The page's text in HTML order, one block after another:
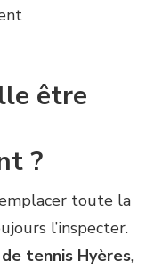
être
?
toute la
l’inspecter.
tennis Hyères,